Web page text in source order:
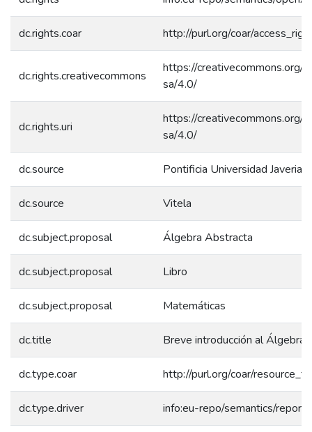
dc.rights.coar http://purl.org/coar/
dc.rights.creativecommons
https://creativecommons.org/
sa/4.0/
dc.rights.uri
https://creativecommons.org/
sa/4.0/
dc.source Pontificia Universidad
dc.source Vitela
dc.subject.proposal Álgebra Abstracta
dc.subject.proposal Libro
dc.subject.proposal Matemáticas
dc.title Breve introducción al Álgebra
dc.type.coar http://purl.org/coar/
dc.type.driver info:eu-repo/semantics/report